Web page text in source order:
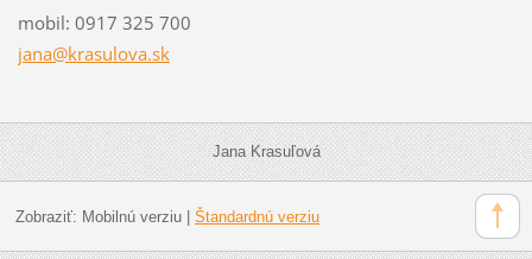
mobil: 0917 325 700
jana@krasulova.sk
Jana Krasuľová
Zobraziť: Mobilnú verziu| Štandardnú verziu